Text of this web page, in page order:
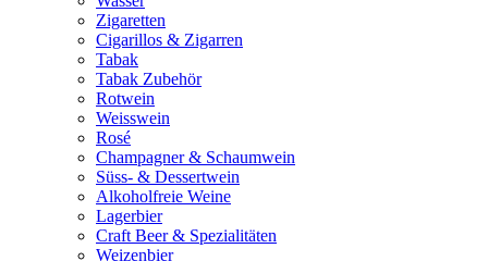
Zigaretten
Cigarillos & Zigarren
Tabak
Tabak Zubehör
Rotwein
Weisswein
Rosé
Champagner & Schaumwein
Süss- & Dessertwein
Alkoholfreie Weine
Lagerbier
Craft Beer & Spezialitäten
Weizenbier